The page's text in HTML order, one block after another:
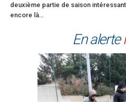
deuxième partie de saison
encore là…
En alerte